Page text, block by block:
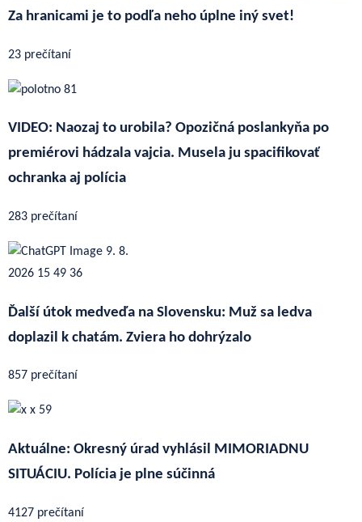
Za hranicami je to podľa neho úplne iný svet!
23 prečítaní
VIDEO: Naozaj to urobila? Opozičná poslankyňa po
premiérovi hádzala vajcia. Musela ju spacifikovať
ochranka aj polícia
283 prečítaní
Ďalší útok medveďa na Slovensku: Muž sa ledva
doplazil k chatám. Zviera ho dohrýzalo
857 prečítaní
Aktuálne: Okresný úrad vyhlásil MIMORIADNU
SITUÁCIU. Polícia je plne súčinná
4127 prečítaní